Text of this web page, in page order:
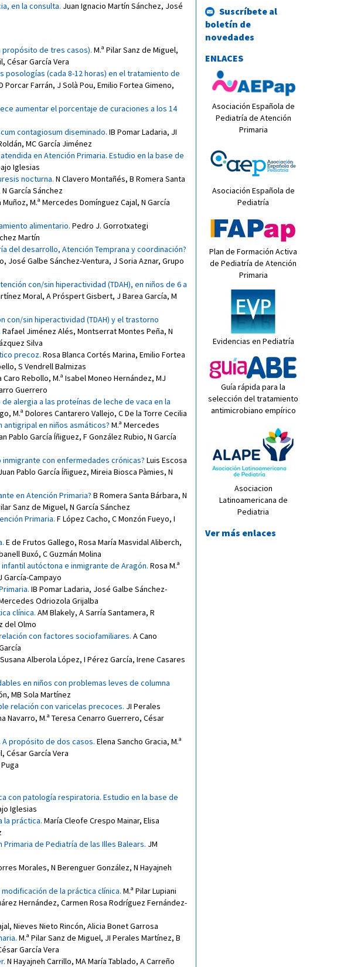
en la consulta. Juan Ignacio Martín Sánchez, José
propósito de tres casos). M.ª Pilar Sanz de Miguel,
, César García Vera
posologías (cada 8-12 horas) en el tratamiento de
Porcar Farrán, J Solà Pou, Emilio Fortea Gimeno,
aumentar el porcentaje de curaciones a los 14
contagiosum diseminado. IB Pomar Ladaria, JI
, MC García Jiménez
en Atención Primaria. Estudio en la base de
Iglesias
nocturna. N Clavero Montañés, B Romera Santa
N García Sánchez
Muñoz, M.ª Mercedes Domínguez Cajal, N García
alimentario. Pedro J. Gorrotxategi
Martín
del desarrollo, Atención Temprana y coordinación?
, José Galbe Sánchez-Ventura, J Soria Aznar, Grupo
con/sin hiperactividad (TDAH), en niños de 6 a
Moral, A Próspert Gisbert, J Barea García, M
sin hiperactividad (TDAH) y el trastorno
Rafael Jiménez Alés, Montserrat Montes Peña, N
Silva
precoz. Rosa Blanca Cortés Marina, Emilio Fortea
, S Vendrell Balmizas
Caro Rebollo, M.ª Isabel Moneo Hernández, MJ
Guerrero
alergia a las proteínas de leche de vaca en la
, M.ª Dolores Cantarero Vallejo, C De la Torre Cecilia
antigripal en niños asmáticos? M.ª Mercedes
Pablo García Íñiguez, F González Rubio, N García
inmigrante con enfermedades crónicas? Luis Escosa
Pablo García Íñiguez, Mireia Biosca Pàmies, N
en Atención Primaria? B Romera Santa Bárbara, N
Sanz de Miguel, N García Sánchez
Primaria. F López Cacho, C Monzón Fueyo, I
. E de Frutos Gallego, Rosa María Masvidal Aliberch,
Buxó, C Guzmán Molina
autóctona e inmigrante de Aragón. Rosa M.ª
García-Campayo
. IB Pomar Ladaria, José Galbe Sánchez-
Odriozola Grijalba
clínica. AM Blakely, A Sarría Santamera, R
del Olmo
con factores sociofamiliares. A Cano
Susana Alberola López, I Pérez García, Irene Casares
en niños con problemas leves de columna
, MB Sola Martínez
relación con varicelas precoces. JI Perales
Navarro, M.ª Teresa Cenarro Guerrero, César
A propósito de dos casos. Elena Sancho Gracia, M.ª
, César García Vera
con patología respiratoria. Estudio en la base de
Iglesias
la práctica. María Cleofe Crespo Mainar, Elisa
de Pediatría de las Illes Balears. JM
Morales, N Berenguer González, N Hayajneh
de la práctica clínica. M.ª Pilar Lupiani
Hernández, Carmen Rosa Rodríguez Fernández-
, Nieves Nieto Rincón, Alicia Bonet Garrosa
. M.ª Pilar Sanz de Miguel, JI Perales Martínez, B
García Vera
. N Hayajneh Carrillo, MA María Tablado, A Carreño
Suscríbete al
boletín de
novedades
ENLACES
Asociación Española de
Pediatría de Atención
Primaria
Asociación Española de
Pediatría
Plan de Formación Activa
de Pediatría de Atención
Primaria
Evidencias en Pediatría
Guía rápida para la
selección del tratamiento
antimicrobiano empírico
Asociacion
Latinoamericana de
Pediatria
Ver más enlaces